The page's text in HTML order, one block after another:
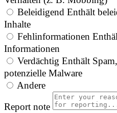
Beleidigend Enthält
Inhalte
Fehlinformationen
Informationen
Verdächtig Enthält
potenzielle Malware
Andere
Report note